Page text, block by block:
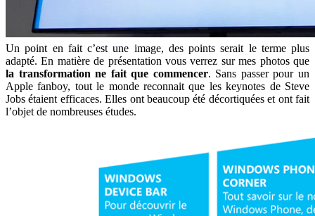
Un point en fait c’est une image, des points serait le terme plus
adapté. En matière de présentation vous verrez sur mes photos que
la transformation ne fait que commencer. Sans passer pour un
Apple fanboy, tout le monde reconnait que les keynotes de Steve
Jobs étaient efficaces. Elles ont beaucoup été décortiquées et ont fait
l’objet de nombreuses études.